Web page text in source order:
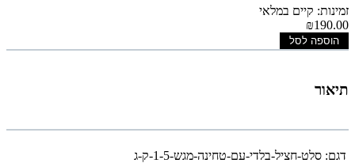
זמינות: קיים במלאי
₪190.00
הוספה לסל
תיאור
דגם: סלט-חציל-בלדי-עם-טחינה-מגש-1-5-ק-ג